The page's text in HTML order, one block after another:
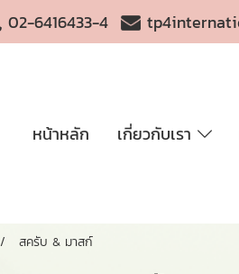
02-6416433-4
หน้าหลัก เกี่ยวกับเรา
สครับ & มาสก์